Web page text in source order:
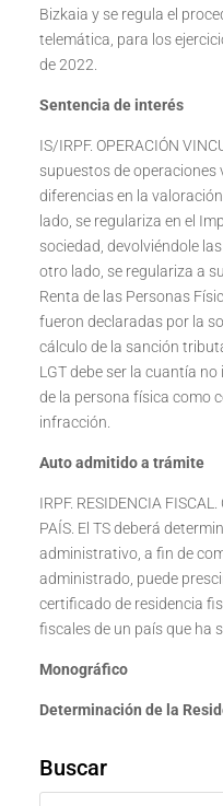
Bizkaia y se regula el
telemática, para los
de 2022.
Sentencia de interés
IS/IRPF. OPERACIÓN
supuestos de operaciones
diferencias en la
lado, se regulariza en el
sociedad, devolviéndole
otro lado, se regulariza a
Renta de las Personas
fueron declaradas por la
cálculo de la sanción
LGT debe ser la cuantía
de la persona física como
infracción.
Auto admitido a trámite
IRPF. RESIDENCIA
PAÍS. El TS deberá
administrativo, a fin de
administrado, puede
certificado de residencia
fiscales de un país que ha
Monográfico
Determinación de la
Buscar